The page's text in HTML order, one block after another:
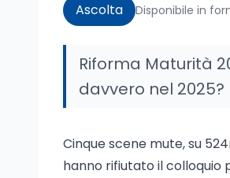
Ascolta Disponibile in
Riforma Maturità
davvero nel
Cinque scene mute, su
hanno rifiutato il colloquio